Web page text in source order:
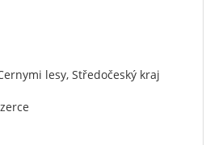
lesy, Středočeský kraj